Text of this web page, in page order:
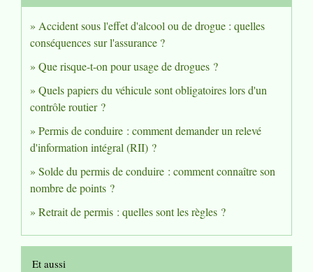
Accident sous l'effet d'alcool ou de drogue : quelles
conséquences sur l'assurance ?
Que risque-t-on pour usage de drogues ?
Quels papiers du véhicule sont obligatoires lors d'un
contrôle routier ?
Permis de conduire : comment demander un relevé
d'information intégral (RII) ?
Solde du permis de conduire : comment connaître son
nombre de points ?
Retrait de permis : quelles sont les règles ?
Et aussi